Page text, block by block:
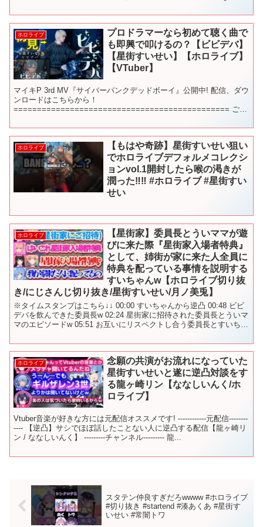
ホロライブ
プロドラマーなら初めて聴く曲で
も即興で叩けるの？【ビビデバ】
【星街すいせい】【ホロライブ】
【VTuber】
マイキP 3rd MV『サイバーパンクデッドボーイ』公開中! 配信、ダウ
ンロードはこちらから！
============================================== ご本
ホロライブ
【もはや奇跡】星街すいせい狙い
でホロライブデフォルメコレクシ
ョンvol.1開封したら喉の渇きが
潤った‼︎‼︎ #ホロライブ #星街すい
せい
ホロライブ
【星街家】委員長とういママが遊
びに来た際『星街家入場者特典』
として、姉街が家に来た人全員に
特典を配っている事情を説明する
すいちゃんw【ホロライブ切り抜
き/にじさんじ切り抜き/星街すいせい/月ノ美兎】
※タイムスタンプはこちら↓↓ 00:00 すいちゃんから逆凸 00:48 ビビ
デバを飲んできた委員長w 02:24 星街家に招待された委員長とういマ
マのエピソードw 05:51 お互いにリスペクトし合う委員長とすいちゃ
ホロライブ
念願の共演がお流れになっていた
星街すいせいと遂に逆凸対談をす
る龍ヶ崎リン【ななしいんく/ホ
ロライブ】
Vtuber音楽が好きな方には元配信オススメです! ------------元配信--------
---- 【逆凸】サシでほぼ話したことない人に逆凸する配信【龍ヶ崎リ
ン / ななしいんく】 ---------チャンネル--------- 龍...
スタテン仲良すぎだろwwww #ホロライブ
#切り抜き #startend #湊あくあ #星街す
いせい #常闇トワ